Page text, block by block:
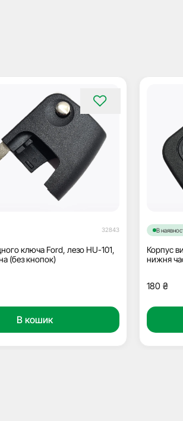
32843
ключа Ford, лезо HU-101,
(без кнопок)
В кошик
В
Корпус
нижня
180 ₴